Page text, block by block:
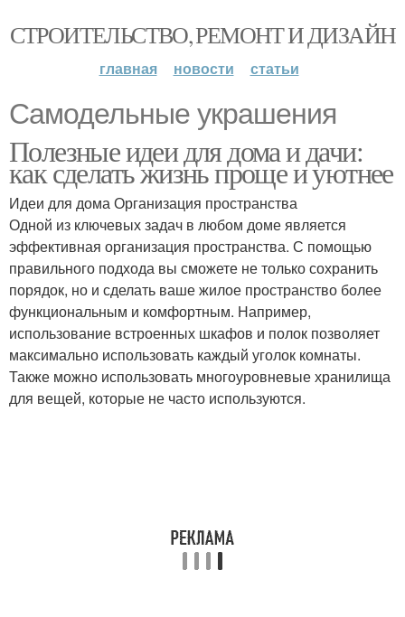
СТРОИТЕЛЬСТВО, РЕМОНТ И ДИЗАЙН
главная новости статьи
Самодельные украшения
Полезные идеи для дома и дачи:
как сделать жизнь проще и уютнее
Идеи для дома Организация пространства
Одной из ключевых задач в любом доме является
эффективная организация пространства. С помощью
правильного подхода вы сможете не только сохранить
порядок, но и сделать ваше жилое пространство более
функциональным и комфортным. Например,
использование встроенных шкафов и полок позволяет
максимально использовать каждый уголок комнаты.
Также можно использовать многоуровневые хранилища
для вещей, которые не часто используются.